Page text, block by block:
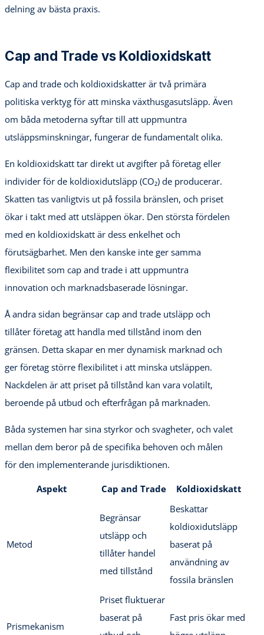
delning av bästa praxis.
Cap and Trade vs Koldioxidskatt
Cap and trade och koldioxidskatter är två primära
politiska verktyg för att minska växthusgasutsläpp. Även
om båda metoderna syftar till att uppmuntra
utsläppsminskningar, fungerar de fundamentalt olika.
En koldioxidskatt tar direkt ut avgifter på företag eller
individer för de koldioxidutsläpp (CO₂) de producerar.
Skatten tas vanligtvis ut på fossila bränslen, och priset
ökar i takt med att utsläppen ökar. Den största fördelen
med en koldioxidskatt är dess enkelhet och
förutsägbarhet. Men den kanske inte ger samma
flexibilitet som cap and trade i att uppmuntra
innovation och marknadsbaserade lösningar.
Å andra sidan begränsar cap and trade utsläpp och
tillåter företag att handla med tillstånd inom den
gränsen. Detta skapar en mer dynamisk marknad och
ger företag större flexibilitet i att minska utsläppen.
Nackdelen är att priset på tillstånd kan vara volatilt,
beroende på utbud och efterfrågan på marknaden.
Båda systemen har sina styrkor och svagheter, och valet
mellan dem beror på de specifika behoven och målen
för den implementerande jurisdiktionen.
Aspekt Cap and Trade Koldioxidskatt
Metod
Begränsar
utsläpp och
tillåter handel
med tillstånd
Beskattar
koldioxidutsläpp
baserat på
användning av
fossila bränslen
Prismekanism
Priset fluktuerar
baserat på
Fast pris ökar med